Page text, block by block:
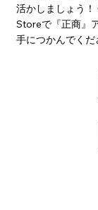
活かしましょう
Storeで『正商』
手につかんでくだ